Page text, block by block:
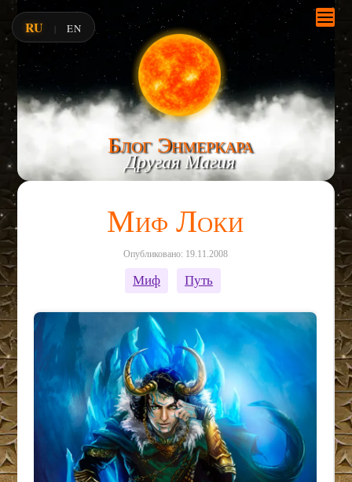
Блог Энмеркара
Другая Магия
Миф Локи
Опубликовано: 19.11.2008
Миф Путь
RU | EN